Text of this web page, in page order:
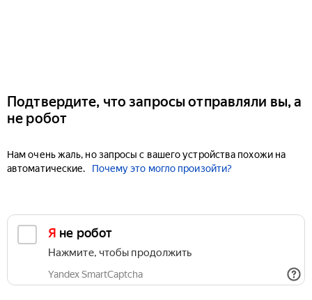
Подтвердите, что запросы отправляли вы, а
не робот
Нам очень жаль, но запросы с вашего устройства похожи на
автоматические.
Почему это могло произойти?
Я не робот
Нажмите, чтобы продолжить
Yandex SmartCaptcha